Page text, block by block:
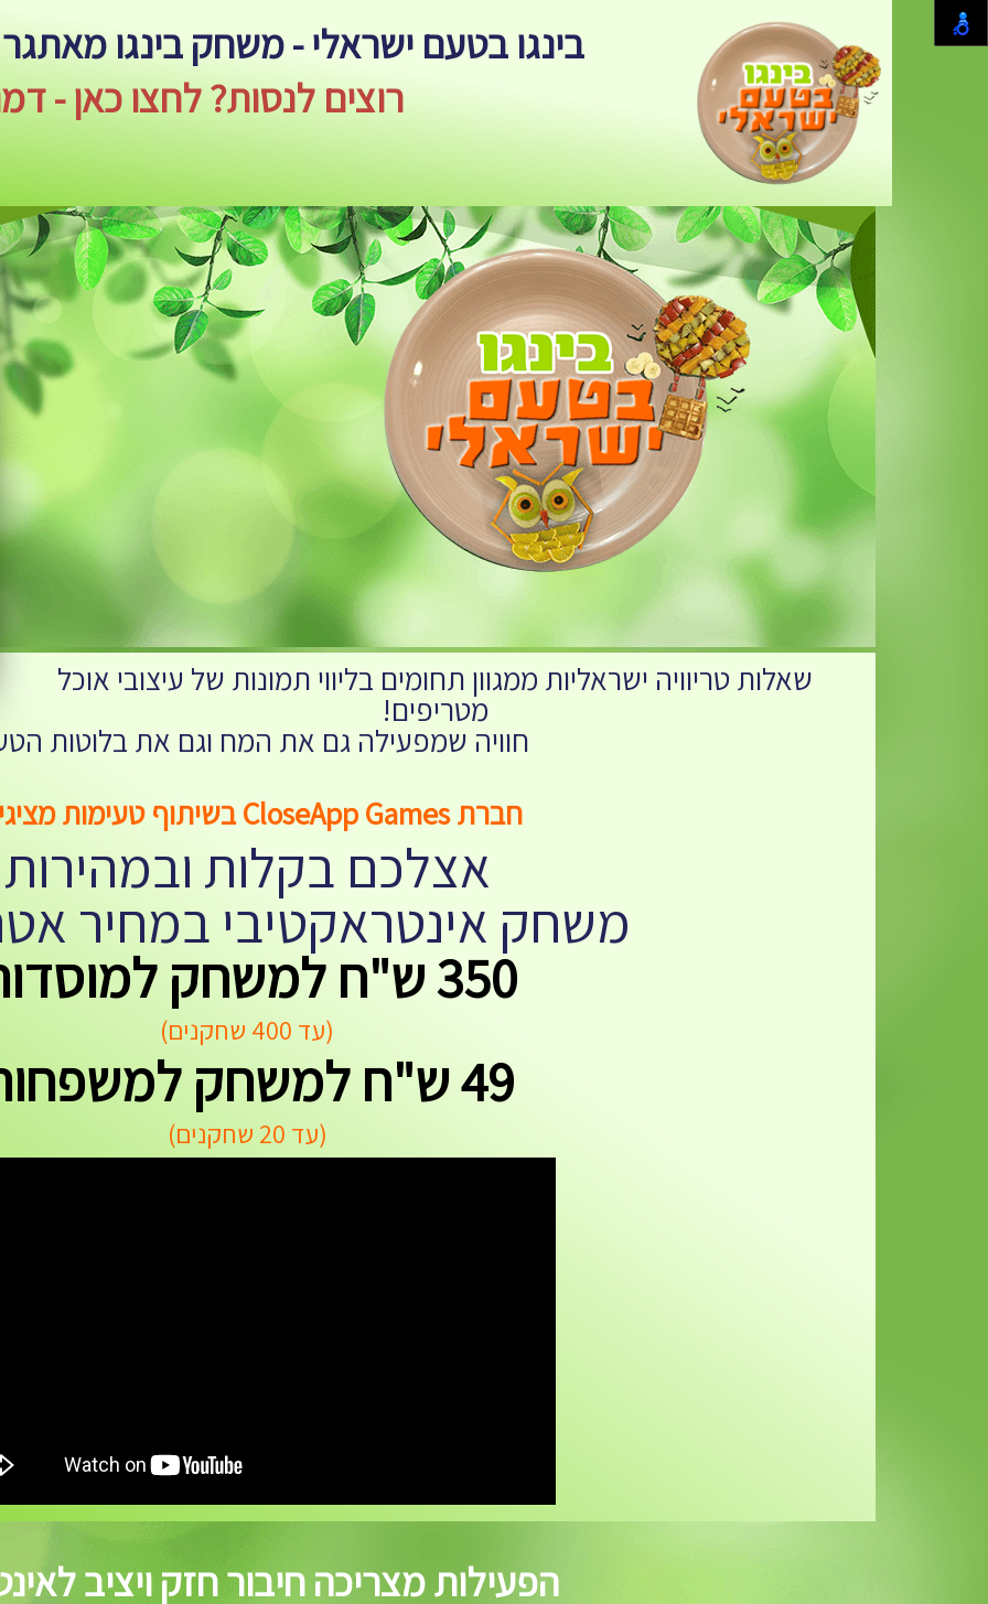
בינגו בטעם ישראלי - משחק בינגו
רוצים לנסות? לחצו כאן -
שאלות טריוויה ישראליות ממגוון תחומים בליווי תמונות של עיצובי אוכל
מטריפים!
חוויה שמפעילה גם את המח וגם את בלוטות
חברת CloseApp Games בשיתוף טעימות מציגים:
אצלכם בקלות ובמהירות
משחק אינטראקטיבי במחיר
350 ש"ח למשחק למוסדות
(עד 400 שחקנים)
49 ש"ח למשחק למשפחות
(עד 20 שחקנים)
הפעילות מצריכה חיבור חזק ויציב